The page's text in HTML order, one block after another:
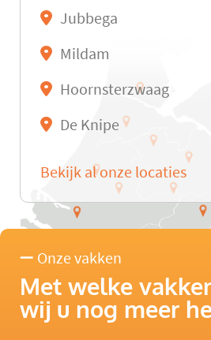
Jubbega
Mildam
Hoornsterzwaag
De Knipe
Bekijk al onze locaties
Onze vakken
Met welke
wij u nog meer